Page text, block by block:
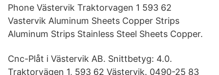
Phone Västervik Traktorvagen 1 593 62
Vastervik Aluminum Sheets Copper Strips
Aluminum Strips Stainless Steel Sheets Copper.
Cnc-Plåt i Västervik AB. Snittbetyg: 4.0.
Traktorvägen 1, 593 62 Västervik. 0490-25 83